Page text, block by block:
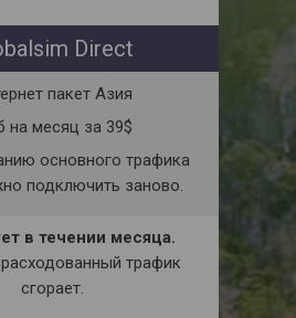
Direct
пакет Азия
на месяц за 39$
основного трафика
подключить заново.
в течении месяца.
трафик
сгорает.